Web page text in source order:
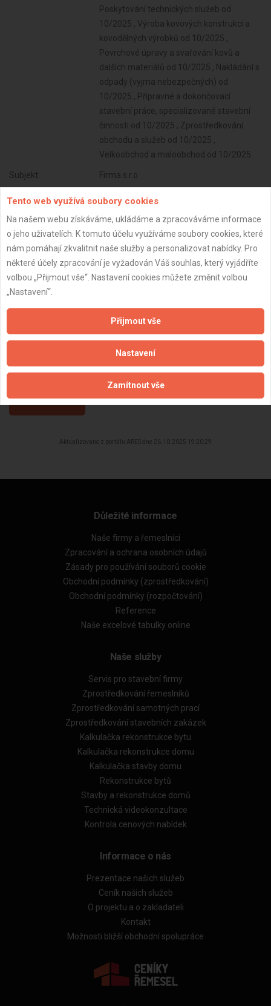
Poskytování technických služeb od
10/2025 , Výroba kovových konstrukcí a
kovodělných výrobků od 10/2025 ,
Povrchové úpravy a svařování kovů a
dalších materiálů od 10/2025 , Nakládání s
odpady (vyjma nebezpečných) od
10/2025 , Přípravné a dokončovací
stavební práce, specializované stavební
činnosti od 10/2025 , Zprostředkování
obchodu a služeb od 10/2025 ,
Velkoobchod a maloobchod od 10/2025
Subjekt: Firma s.r.o.
DPH: Neplátce
Věk: 28 let
Datum registrace: 26.10.2025
Dostupnost:
ZPĚT
Aktualizováno z portálu ARES dne 26.10.2025 19:20:29
Důležité informace
Naše firmy a řemeslníci
Zpracování a ochrana osobních údajů
Zásady pro používání souborů cookie
Obchodní podmínky (zprostředkování)
Obchodní podmínky (rozpočtování)
Reference
Naše excelové tabulky online
Naše služby
Servis pro stavební firmy
Zprostředkování řemeslníků
Zprostředkování samotných prací
Zprostředkování stavebních zakázek
Kalkulačka rekonstrukce bytu
Kalkulačka rekonstrukce domu
Kalkulačka stavby domu
Rekonstrukce bytů
Stavby a rekonstrukce domů
Technická videokonzultace
Kontrola cenových nabídek
Informace o nás
Prezentace našich služeb
Ceník našich služeb
O projektu a o zakladateli
Kontakt
Možnosti bližší obchodní spolupráce
Tento web využívá soubory cookies
Na našem webu získáváme, ukládáme a zpracováváme informace
o jeho uživatelích. K tomuto účelu využíváme soubory cookies, které
nám pomáhají zkvalitnit naše služby a personalizovat nabídky. Pro
některé účely zpracování je vyžadován Váš souhlas, který vyjádříte
volbou „Přijmout vše“. Nastavení cookies můžete změnit volbou
„Nastavení“.
Přijmout vše
Nastavení
Zamítnout vše